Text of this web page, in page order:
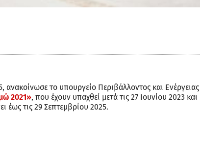
το υπουργείο Περιβάλλοντος και Ενέργειας
2021», που έχουν υπαχθεί μετά τις 27 Ιουνίου 2023
έως τις 29 Σεπτεμβρίου 2025.